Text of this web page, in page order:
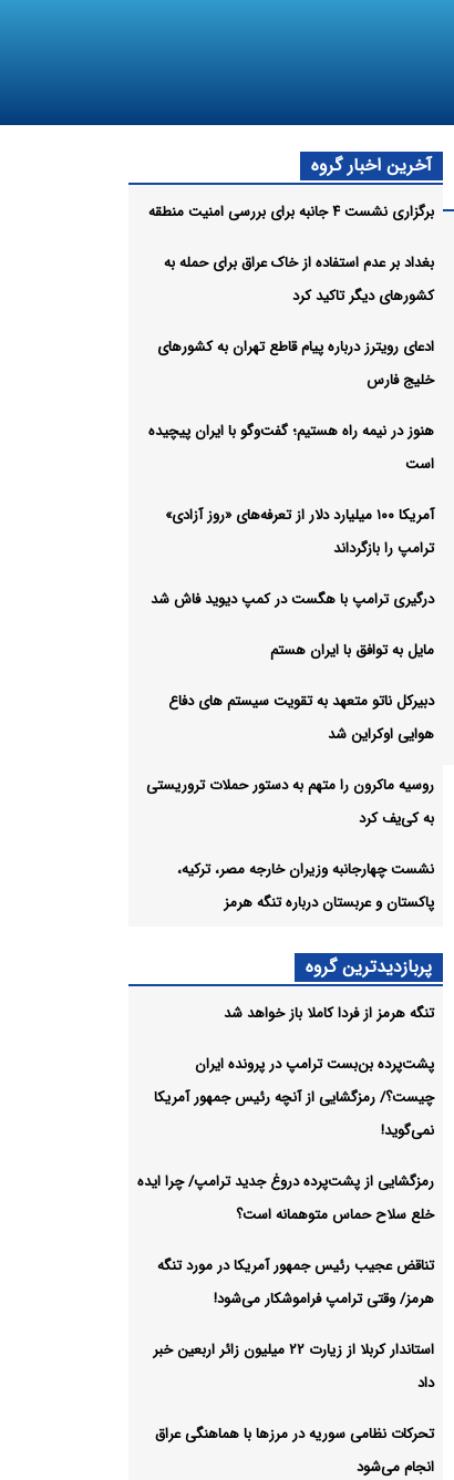
آخرین اخبار گروه
برگزاری نشست ۴ جانبه برای بررسی امنیت منطقه
بغداد بر عدم استفاده از خاک عراق برای حمله به
کشورهای دیگر تاکید کرد
ادعای رویترز درباره پیام قاطع تهران به کشورهای
خلیج فارس
هنوز در نیمه راه هستیم؛ گفت‌وگو با ایران پیچیده
است
آمریکا ۱۰۰ میلیارد دلار از تعرفه‌های «روز آزادی»
ترامپ را بازگرداند
درگیری ترامپ با هگست در کمپ دیوید فاش شد
مایل به توافق با ایران هستم
دبیرکل ناتو متعهد به تقویت سیستم های دفاع
هوایی اوکراین شد
روسیه ماکرون را متهم به دستور حملات تروریستی
به کی‌یف کرد
نشست چهارجانبه وزیران خارجه مصر، ترکیه،
پاکستان و عربستان درباره تنگه هرمز
پربازدیدترین گروه
تنگه هرمز از فردا کاملا باز خواهد شد
پشت‌پرده بن‌بست ترامپ در پرونده ایران
چیست؟/ رمزگشایی از آنچه رئیس جمهور آمریکا
نمی‌گوید!
رمزگشایی از پشت‌پرده دروغ جدید ترامپ/ چرا ایده
خلع سلاح حماس متوهمانه است؟
تناقض عجیب رئیس جمهور آمریکا در مورد تنگه
هرمز/ وقتی ترامپ فراموشکار می‌شود!
استاندار کربلا از زیارت ۲۲ میلیون زائر اربعین خبر
داد
تحرکات نظامی سوریه در مرزها با هماهنگی عراق
انجام می‌شود